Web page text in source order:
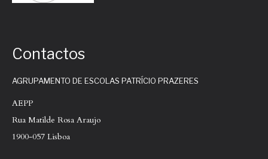
Contactos
AGRUPAMENTO DE ESCOLAS PATRÍCIO PRAZERES
AEPP
Rua Matilde Rosa Araujo
1900-057 Lisboa